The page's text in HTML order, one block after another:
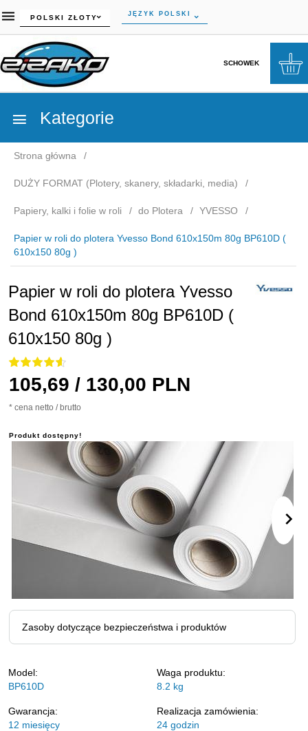
currency_h
POLSKI ZŁOTY JĘZYK POLSKI
SCHOWEK
Kategorie
Strona główna
DUŻY FORMAT (Plotery, skanery, składarki, media)
Papiery, kalki i folie w roli do Plotera YVESSO
Papier w roli do plotera Yvesso Bond 610x150m 80g BP610D (
610x150 80g )
Papier w roli do plotera Yvesso
Bond 610x150m 80g BP610D (
610x150 80g )
105,69 / 130,00 PLN
* cena netto / brutto
Produkt dostępny!
Zasoby dotyczące bezpieczeństwa i produktów
Model:
BP610D
Waga produktu:
8.2 kg
Gwarancja:
12 miesięcy
Realizacja zamówienia:
24 godzin